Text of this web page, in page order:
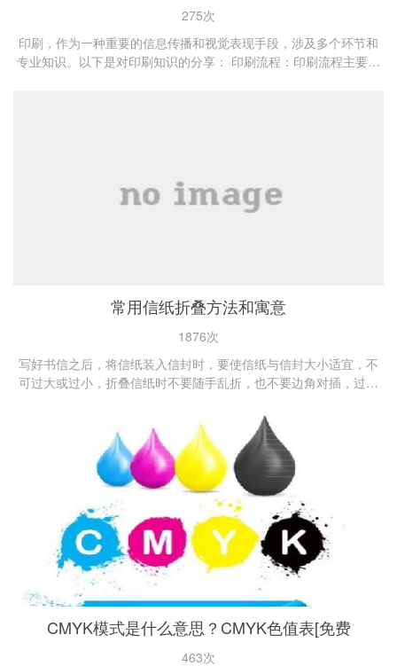
275次
印刷，作为一种重要的信息传播和视觉表现手段，涉及多个环节和
专业知识。以下是对印刷知识的分享： 印刷流程：印刷流程主要包
常用信纸折叠方法和寓意
1876次
写好书信之后，将信纸装入信封时，要使信纸与信封大小适宜，不
可过大或过小，折叠信纸时不要随手乱折，也不要边角对插，过于
CMYK模式是什么意思？CMYK色值表[免费
463次